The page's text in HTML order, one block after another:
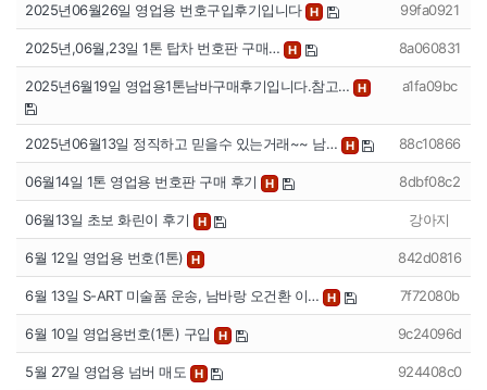
2025년06월26일 영업용 번호구입후기입니다 H 99fa0921
2025년,06월,23일 1톤 탑차 번호판 구매… H 8a060831
2025년6월19일 영업용1톤남바구매후기입니다.참고… H a1fa09bc
2025년06월13일 정직하고 믿을수 있는거래~~ 남… H 88c10866
06월14일 1톤 영업용 번호판 구매 후기 H 8dbf08c2
06월13일 초보 화린이 후기 H 강아지
6월 12일 영업용 번호(1톤) H 842d0816
6월 13일 S-ART 미술품 운송, 남바랑 오건환 이… H 7f72080b
6월 10일 영업용번호(1톤) 구입 H 9c24096d
5월 27일 영업용 넘버 매도 H 924408c0